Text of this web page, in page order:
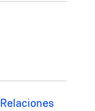
Relaciones